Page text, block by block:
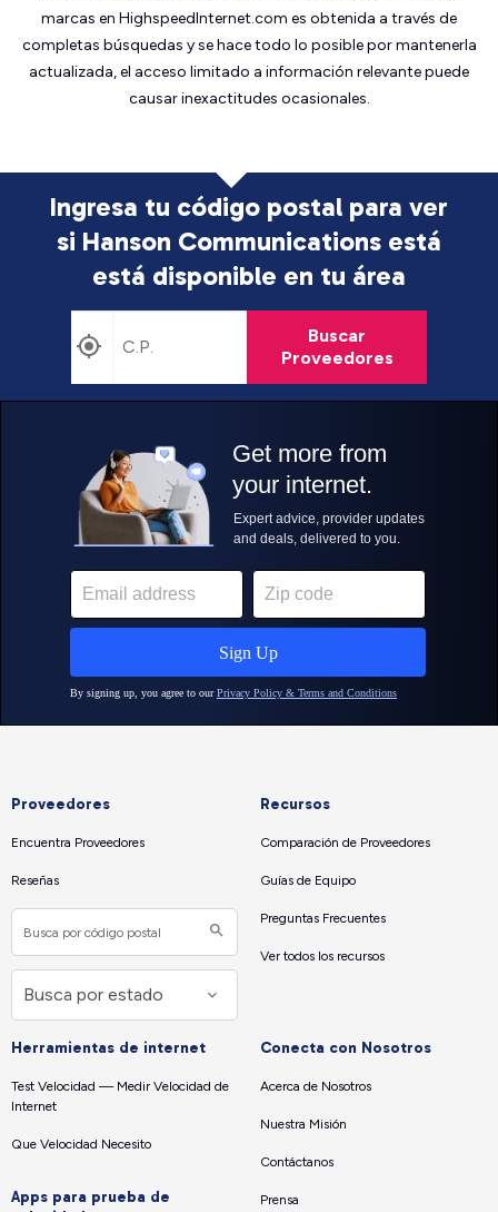
marcas en HighspeedInternet.com es obtenida a través de
completas búsquedas y se hace todo lo posible por mantenerla
actualizada, el acceso limitado a información relevante puede
causar inexactitudes ocasionales.
Ingresa tu código postal para ver
si Hanson Communications está
está disponible en tu área
Buscar
Proveedores
Proveedores
Encuentra Proveedores
Reseñas
Recursos
Comparación de Proveedores
Guías de Equipo
Preguntas Frecuentes
Ver todos los recursos
Herramientas de internet
Test Velocidad — Medir Velocidad de
Internet
Que Velocidad Necesito
Apps para prueba de
Conecta con Nosotros
Acerca de Nosotros
Nuestra Misión
Contáctanos
Prensa